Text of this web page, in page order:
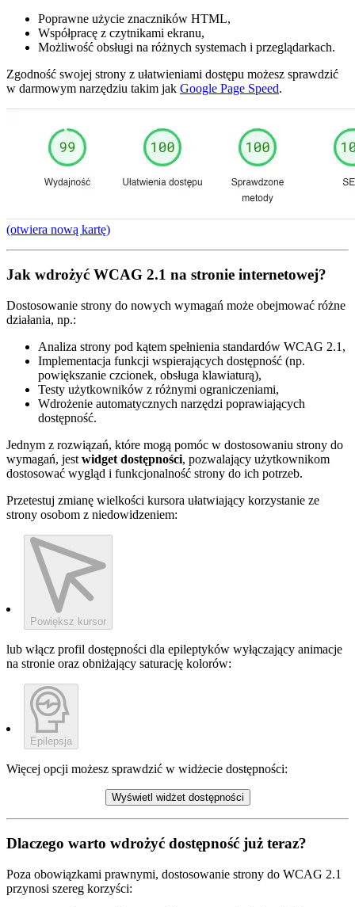
Poprawne użycie znaczników HTML,
Współpracę z czytnikami ekranu,
Możliwość obsługi na różnych systemach i przeglądarkach.
Zgodność swojej strony z ułatwieniami dostępu możesz sprawdzić
w darmowym narzędziu takim jak Google Page Speed.
(otwiera nową kartę)
Jak wdrożyć WCAG 2.1 na stronie internetowej?
Dostosowanie strony do nowych wymagań może obejmować różne
działania, np.:
Analiza strony pod kątem spełnienia standardów WCAG 2.1,
Implementacja funkcji wspierających dostępność (np.
powiększanie czcionek, obsługa klawiaturą),
Testy użytkowników z różnymi ograniczeniami,
Wdrożenie automatycznych narzędzi poprawiających
dostępność.
Jednym z rozwiązań, które mogą pomóc w dostosowaniu strony do
wymagań, jest widget dostępności, pozwalający użytkownikom
dostosować wygląd i funkcjonalność strony do ich potrzeb.
Przetestuj zmianę wielkości kursora ułatwiający korzystanie ze
strony osobom z niedowidzeniem:
Powiększ kursor
lub włącz profil dostępności dla epileptyków wyłączający animacje
na stronie oraz obniżający saturację kolorów:
Epilepsja
Więcej opcji możesz sprawdzić w widżecie dostępności:
Wyświetl widżet dostępności
Dlaczego warto wdrożyć dostępność już teraz?
Poza obowiązkami prawnymi, dostosowanie strony do WCAG 2.1
przynosi szereg korzyści: